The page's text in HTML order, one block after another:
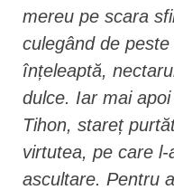
mereu pe scara
culegând de
înțeleaptă,
dulce. Iar mai
Tihon, stareț
virtutea, pe care
ascultare. Pentru